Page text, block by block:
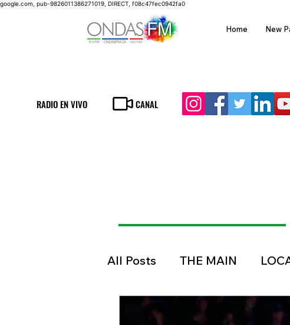
google.com, pub-9826011386271019, DIRECT, f08c47fec0942fa0
Home New
RADIO EN VIVO CANAL
All Posts THE MAIN
SHOWS LIFESTYLE